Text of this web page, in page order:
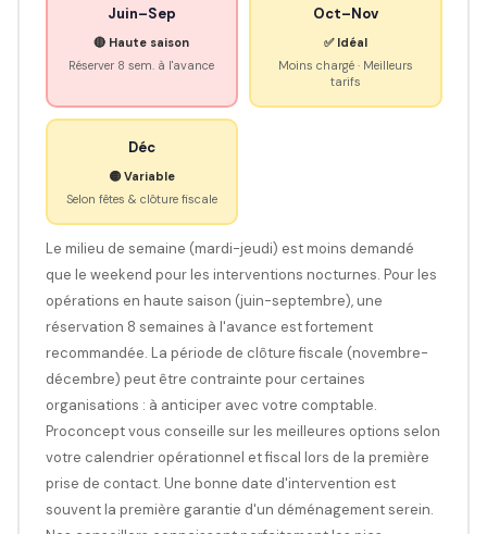
Juin–Sep
🔴 Haute saison
Réserver 8 sem. à l'avance
Oct–Nov
✅ Idéal
Moins chargé · Meilleurs
tarifs
Déc
🟡 Variable
Selon fêtes & clôture fiscale
Le milieu de semaine (mardi-jeudi) est moins demandé
que le weekend pour les interventions nocturnes. Pour les
opérations en haute saison (juin-septembre), une
réservation 8 semaines à l'avance est fortement
recommandée. La période de clôture fiscale (novembre-
décembre) peut être contrainte pour certaines
organisations : à anticiper avec votre comptable.
Proconcept vous conseille sur les meilleures options selon
votre calendrier opérationnel et fiscal lors de la première
prise de contact. Une bonne date d'intervention est
souvent la première garantie d'un déménagement serein.